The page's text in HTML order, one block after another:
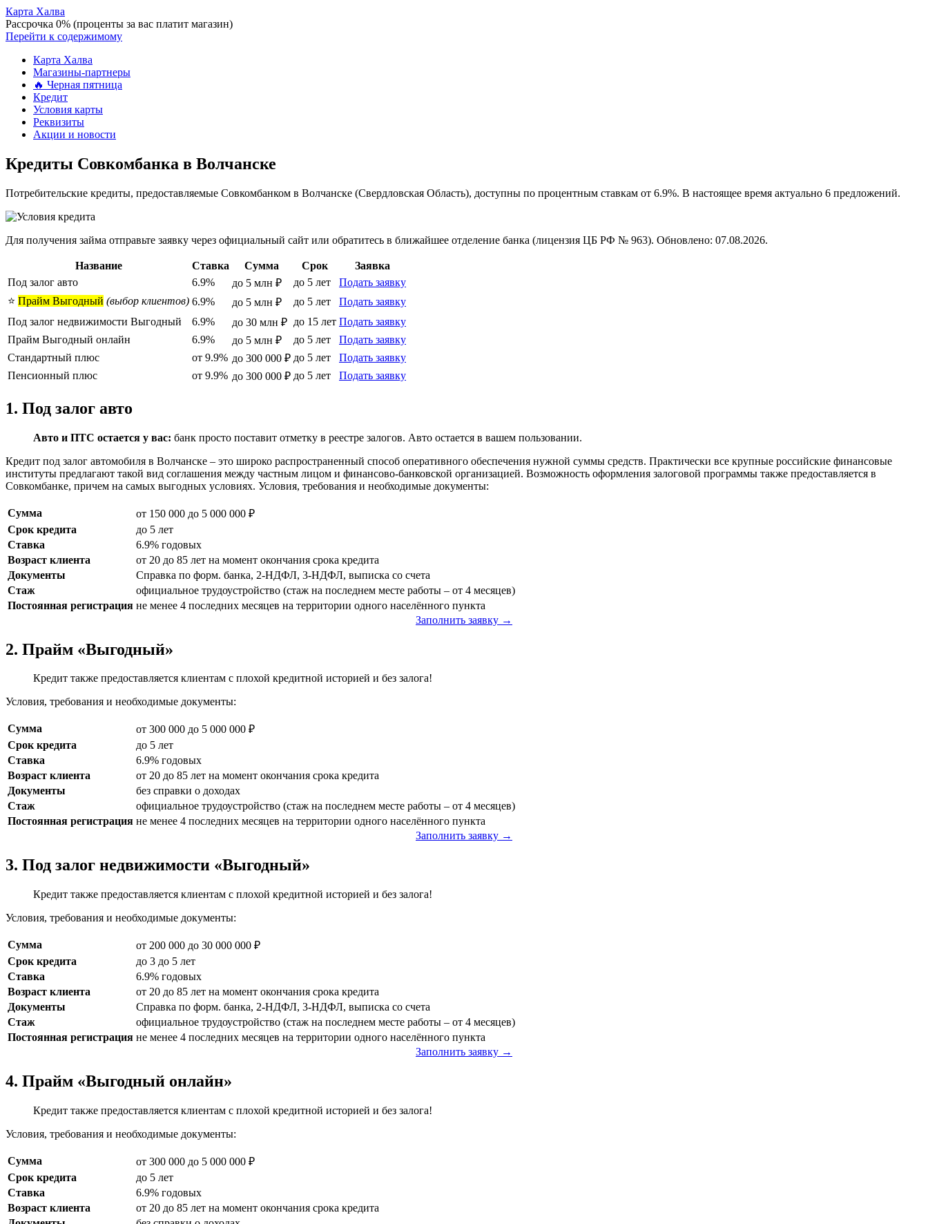
Карта Халва
Рассрочка 0% (проценты за вас платит магазин)
Перейти к содержимому
Карта Халва
Магазины-партнеры
🔥 Черная пятница
Кредит
Условия карты
Реквизиты
Акции и новости
Кредиты Совкомбанка в Волчанске
Потребительские кредиты, предоставляемые Совкомбанком в Волчанске (Свердловская Область), доступны по процентным ставкам от 6.9%. В настоящее время актуально 6 предложений.
Для получения займа отправьте заявку через официальный сайт или обратитесь в ближайшее отделение банка (лицензия ЦБ РФ № 963). Обновлено: 07.08.2026.
Название Ставка Сумма Срок
Заявка
Под залог авто
6.9% до 5 млн ₽ до 5 лет
Подать заявку
⭐ Прайм Выгодный (выбор клиентов) 6.9% до 5 млн ₽ до 5 лет
Подать заявку
Под залог недвижимости Выгодный
6.9% до 30 млн ₽ до 15 лет Подать заявку
Прайм Выгодный онлайн
6.9% до 5 млн ₽ до 5 лет
Подать заявку
Стандартный плюс
от 9.9% до 300 000 ₽ до 5 лет
Подать заявку
Пенсионный плюс
от 9.9% до 300 000 ₽ до 5 лет Подать заявку
1. Под залог авто
Авто и ПТС остается у вас: банк просто поставит отметку в реестре залогов. Авто остается в вашем пользовании.
Кредит под залог автомобиля в Волчанске – это широко распространенный способ оперативного обеспечения нужной суммы средств. Практически все крупные российские финансовые
институты предлагают такой вид соглашения между частным лицом и финансово-банковской организацией. Возможность оформления залоговой программы также предоставляется в
Совкомбанке, причем на самых выгодных условиях. Условия, требования и необходимые документы:
Сумма
от 150 000 до 5 000 000 ₽
Срок кредита
до 5 лет
Ставка
6.9% годовых
Возраст клиента
от 20 до 85 лет на момент окончания срока кредита
Документы
Справка по форм. банка, 2-НДФЛ, 3-НДФЛ, выписка со счета
Стаж
официальное трудоустройство (стаж на последнем месте работы – от 4 месяцев)
Постоянная регистрация не менее 4 последних месяцев на территории одного населённого пункта
Заполнить заявку →
2. Прайм «Выгодный»
Кредит также предоставляется клиентам с плохой кредитной историей и без залога!
Условия, требования и необходимые документы:
Сумма
от 300 000 до 5 000 000 ₽
Срок кредита
до 5 лет
Ставка
6.9% годовых
Возраст клиента
от 20 до 85 лет на момент окончания срока кредита
Документы
без справки о доходах
Стаж
официальное трудоустройство (стаж на последнем месте работы – от 4 месяцев)
Постоянная регистрация не менее 4 последних месяцев на территории одного населённого пункта
Заполнить заявку →
3. Под залог недвижимости «Выгодный»
Кредит также предоставляется клиентам с плохой кредитной историей и без залога!
Условия, требования и необходимые документы:
Сумма
от 200 000 до 30 000 000 ₽
Срок кредита
до 3 до 5 лет
Ставка
6.9% годовых
Возраст клиента
от 20 до 85 лет на момент окончания срока кредита
Документы
Справка по форм. банка, 2-НДФЛ, 3-НДФЛ, выписка со счета
Стаж
официальное трудоустройство (стаж на последнем месте работы – от 4 месяцев)
Постоянная регистрация не менее 4 последних месяцев на территории одного населённого пункта
Заполнить заявку →
4. Прайм «Выгодный онлайн»
Кредит также предоставляется клиентам с плохой кредитной историей и без залога!
Условия, требования и необходимые документы:
Сумма
от 300 000 до 5 000 000 ₽
Срок кредита
до 5 лет
Ставка
6.9% годовых
Возраст клиента
от 20 до 85 лет на момент окончания срока кредита